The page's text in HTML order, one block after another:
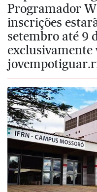
Programador
inscrições
setembro até 9
exclusivamente